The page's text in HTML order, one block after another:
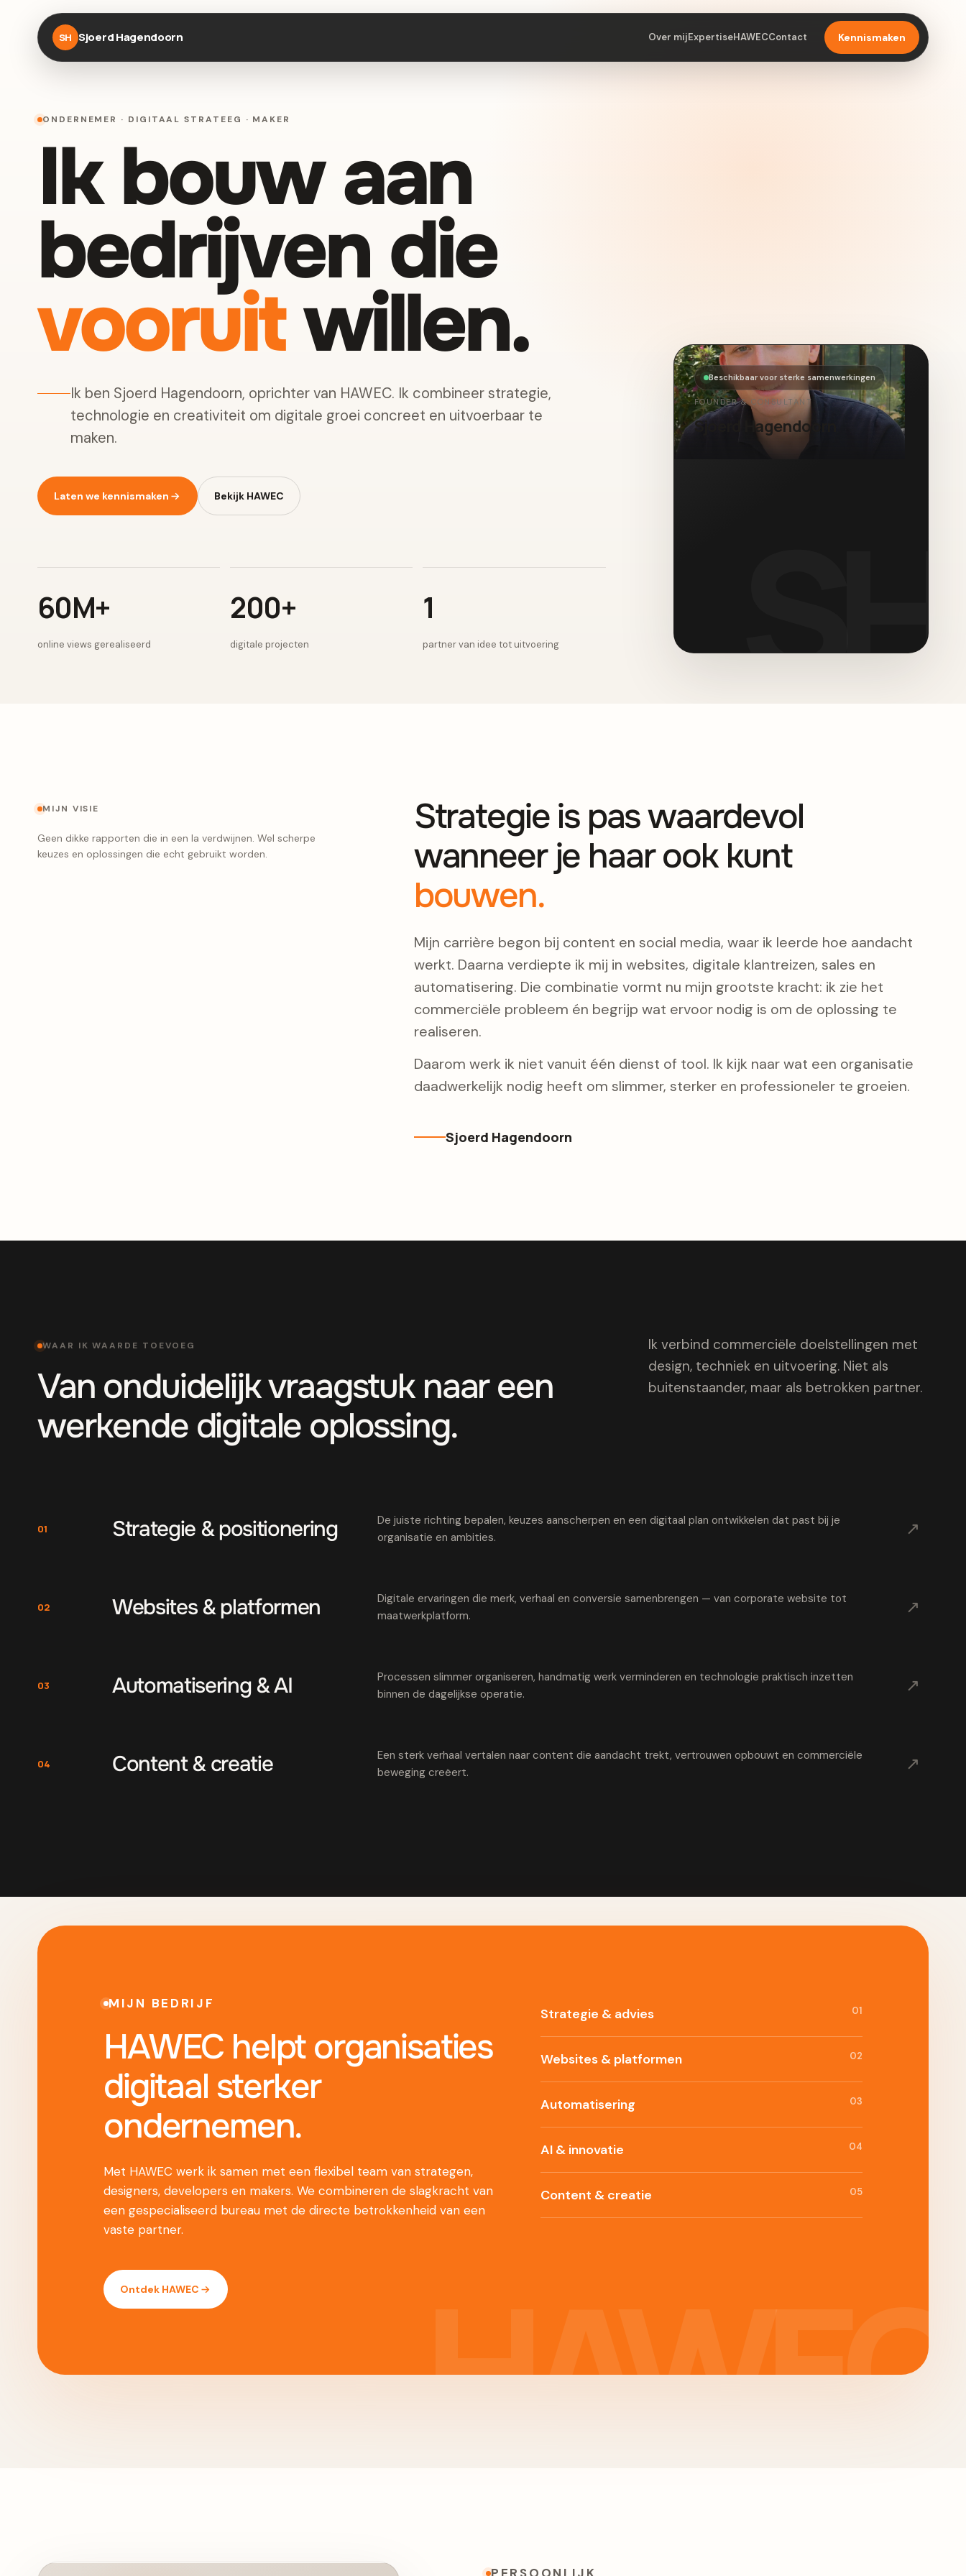
SH Sjoerd Hagendoorn Over mijExpertiseHAWECContact Kennismaken
ONDERNEMER · DIGITAAL STRATEEG · MAKER
Ik bouw aan
bedrijven die
vooruitwillen.
Ik ben Sjoerd Hagendoorn, oprichter van HAWEC. Ik combineer strategie,
technologie en creativiteit om digitale groei concreet en uitvoerbaar te
maken.
Laten we kennismaken Bekijk HAWEC
60M+
online views gerealiseerd
200+
digitale projecten
1
partner van idee tot uitvoering
Beschikbaar voor sterke samenwerkingen
FOUNDER & CONSULTANT
Sjoerd Hagendoorn
MIJN VISIE
Geen dikke rapporten die in een la verdwijnen. Wel scherpe
keuzes en oplossingen die echt gebruikt worden.
Strategie is pas waardevol
wanneer je haar ook kunt
bouwen.
Mijn carrière begon bij content en social media, waar ik leerde hoe aandacht
werkt. Daarna verdiepte ik mij in websites, digitale klantreizen, sales en
automatisering. Die combinatie vormt nu mijn grootste kracht: ik zie het
commerciële probleem én begrijp wat ervoor nodig is om de oplossing te
realiseren.
Daarom werk ik niet vanuit één dienst of tool. Ik kijk naar wat een organisatie
daadwerkelijk nodig heeft om slimmer, sterker en professioneler te groeien.
Sjoerd Hagendoorn
WAAR IK WAARDE TOEVOEG
Van onduidelijk vraagstuk naar een
werkende digitale oplossing.
Ik verbind commerciële doelstellingen met
design, techniek en uitvoering. Niet als
buitenstaander, maar als betrokken partner.
01 Strategie & positionering
De juiste richting bepalen, keuzes aanscherpen en een digitaal plan ontwikkelen dat past bij je
organisatie en ambities.
↗
02 Websites & platformen
Digitale ervaringen die merk, verhaal en conversie samenbrengen — van corporate website tot
maatwerkplatform.
↗
03 Automatisering & AI
Processen slimmer organiseren, handmatig werk verminderen en technologie praktisch inzetten
binnen de dagelijkse operatie.
↗
04 Content & creatie
Een sterk verhaal vertalen naar content die aandacht trekt, vertrouwen opbouwt en commerciële
beweging creëert.
↗
MIJN BEDRIJF
HAWEC helpt organisaties
digitaal sterker
ondernemen.
Met HAWEC werk ik samen met een flexibel team van strategen,
designers, developers en makers. We combineren de slagkracht van
een gespecialiseerd bureau met de directe betrokkenheid van een
vaste partner.
Ontdek HAWEC
Strategie & advies 01
Websites & platformen 02
Automatisering 03
AI & innovatie 04
Content & creatie 05